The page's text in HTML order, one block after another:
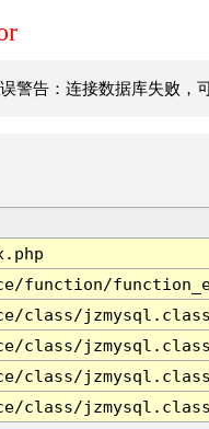
警告：连接数据库失败，
function/
class/
class/
class/
class/